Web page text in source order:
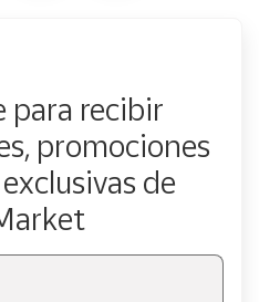
para recibir
promociones
de